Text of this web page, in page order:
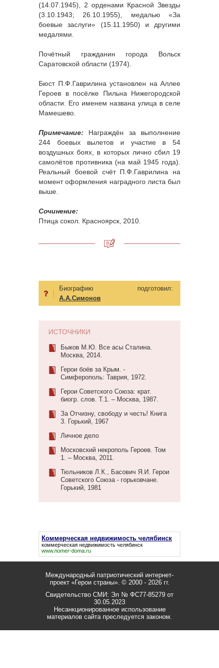
(14.07.1945), 2 орденами Красной Звезды
(3.10.1943; 26.10.1955), медалью «За
боевые заслуги» (15.11.1950) и другими
медалями.
Почётный гражданин города Вольск
Саратовской области (1974).
Бюст П.Ф.Гаврилина установлен на Аллее
Героев в посёлке Пильна Нижегородской
области. Его именем названа улица в селе
Мамешево.
Примечание: Награждён за выполнение
244 боевых вылетов и участие в 54
воздушных боях, в которых лично сбил 19
самолётов противника (на май 1945 года).
Реальный боевой счёт П.Ф.Гаврилина на
момент оформления наградного листа был
выше.
Сочинение:
Птица сокол. Красноярск, 2010.
Биографию подготовил:
А.А.Симонов
ИСТОЧНИКИ
Быков М.Ю. Все асы Сталина.
Москва, 2014.
Герои боёв за Крым. -
Симферополь: Таврия, 1972.
Герои Советского Союза: крат.
биогр. слов. Т.1. – Москва, 1987.
За Отчизну, свободу и честь! Книга
3. Горький, 1967
Личное дело
Московский некрополь Героев. Том
1. – Москва, 2011.
Тюльников Л.К., Басович Я.И. Герои
Советского Союза - горьковчане.
Горький, 1981
Коммерческая недвижимость челябинск
коммерческая недвижимость челябинск
www.nomer-doma.ru
Международный патриотический интернет-
проект «Герои страны». © 2000 - 2026 гг.
Свидетельство СМИ: Эл № ФС77-85279 от
30.05.2023
Несанкционированное использование
материалов сайта преследуется законом.